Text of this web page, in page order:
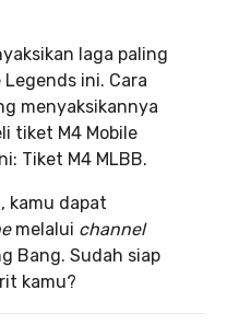
laga paling
ini. Cara
menyaksikannya
tiket M4 Mobile
Tiket M4 MLBB.
kamu dapat
melalui channel
Bang. Sudah siap
kamu?